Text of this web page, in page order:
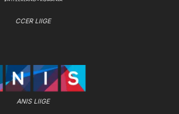
CCER LIIGE
ANIS LIIGE